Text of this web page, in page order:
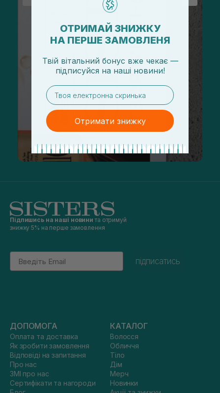
Підпишись на наші новини та отримуй
знижку 5% на перше замовлення
Email
підписатись
ДОПОМОГА
Оплата та доставка
Як зробити замовлення
Відповіді на запитання
Про нас
ЗМІ про нас
Сертифікати та нагороди
КАТАЛОГ
Волосся
Обличчя
Тіло
Дім
Мерч
Новинки
ОТРИМАЙ ЗНИЖКУ
НА ПЕРШЕ ЗАМОВЛЕНЯ
Твій вітальний бонус вже чекає —
підписуйся на наші новини!
email
Отримати знижку